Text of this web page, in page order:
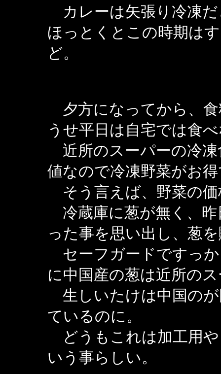
カレーは矢張り冷凍だ
ほっとくとこの時期は
ど。
夕方になってから、
うせ平日は自宅では食
近所のスーパーの冷凍
値なので冷凍野菜がお
そう言えば、野菜の
冷蔵庫に葱が無く、昨
った事を思い出し、葱
セーフガードですっ
に中国産の葱は近所の
生しいたけは中国のが
ているのに。
どうもこれは加工用
いう事らしい。